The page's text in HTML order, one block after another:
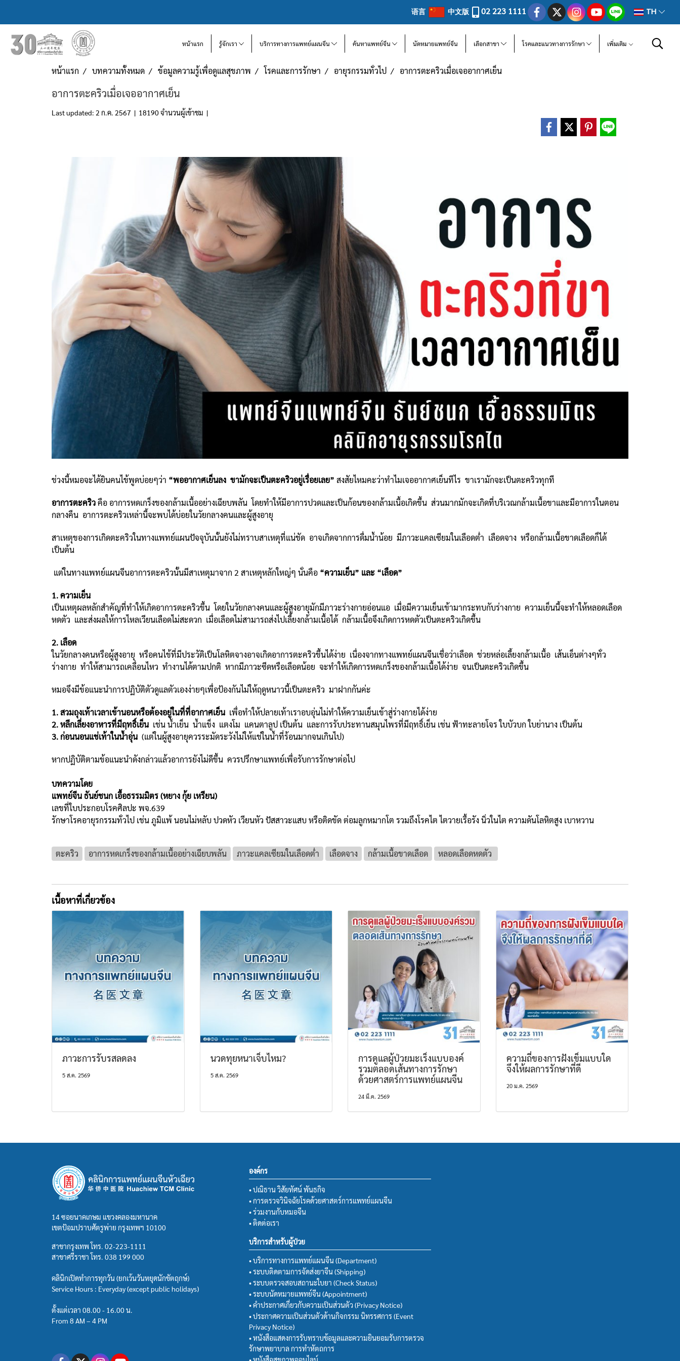
语言 中文版 02 223 1111 TH
หน้าแรก รู้จักเรา บริการทางการแพทย์แผนจีน ค้นหาแพทย์จีน นัดหมายแพทย์จีน เลือกสาขา โรคและแนวทางการรักษา เพิ่มเติม
หน้าแรก บทความทั้งหมด ข้อมูลความรู้เพื่อดูแลสุขภาพ โรคและการรักษา อายุรกรรมทั่วไป อาการตะคริวเมื่อเจออากาศเย็น
อาการตะคริวเมื่อเจออากาศเย็น
Last updated: 2 ก.ค. 2567 | 18190 จำนวนผู้เข้าชม |
ช่วงนี้หมอจะได้ยินคนไข้พูดบ่อยๆว่า “พออากาศเย็นลง ขามักจะเป็นตะคริวอยู่เรื่อยเลย” สงสัยไหมคะว่าทำไมเจออากาศเย็นทีไร ขาเรามักจะเป็นตะคริวทุกที
อาการตะคริวคือ อาการหดเกร็งของกล้ามเนื้ออย่างเฉียบพลัน โดยทำให้มีอาการปวดและเป็นก้อนของกล้ามเนื้อเกิดขึ้น ส่วนมากมักจะเกิดที่บริเวณกล้ามเนื้อขาและมีอาการในตอน
กลางคืน อาการตะคริวเหล่านี้จะพบได้บ่อยในวัยกลางคนและผู้สูงอายุ
สาเหตุของการเกิดตะคริวในทางแพทย์แผนปัจจุบันนั้นยังไม่ทราบสาเหตุที่แน่ชัด อาจเกิดจากการดื่มน้ำน้อย มีภาวะแคลเซียมในเลือดต่ำ เลือดจาง หรือกล้ามเนื้อขาดเลือดก็ได้
เป็นต้น
แต่ในทางแพทย์แผนจีนอาการตะคริวนั้นมีสาเหตุมาจาก 2 สาเหตุหลักใหญ่ๆ นั่นคือ “ความเย็น” และ “เลือด”
1. ความเย็น
เป็นเหตุผลหลักสำคัญที่ทำให้เกิดอาการตะคริวขึ้น โดยในวัยกลางคนและผู้สูงอายุมักมีภาวะร่างกายอ่อนแอ เมื่อมีความเย็นเข้ามากระทบกับร่างกาย ความเย็นนี้จะทำให้หลอดเลือด
หดตัว และส่งผลให้การไหลเวียนเลือดไม่สะดวก เมื่อเลือดไม่สามารถส่งไปเลี้ยงกล้ามเนื้อได้ กล้ามเนื้อจึงเกิดการหดตัวเป็นตะคริวเกิดขึ้น
2. เลือด
ในวัยกลางคนหรือผู้สูงอายุ หรือคนไข้ที่มีประวัติเป็นโลหิตจางอาจเกิดอาการตะคริวขึ้นได้ง่าย เนื่องจากทางแพทย์แผนจีนเชื่อว่าเลือด ช่วยหล่อเลี้ยงกล้ามเนื้อ เส้นเอ็นต่างๆทั่ว
ร่างกาย ทำให้สามารถเคลื่อนไหว ทำงานได้ตามปกติ หากมีภาวะซีดหรือเลือดน้อย จะทำให้เกิดการหดเกร็งของกล้ามเนื้อได้ง่าย จนเป็นตะคริวเกิดขึ้น
หมอจึงมีข้อแนะนำการปฏิบัติตัวดูแลตัวเองง่ายๆเพื่อป้องกันไม่ให้ฤดูหนาวนี้เป็นตะคริว มาฝากกันค่ะ
1. สวมถุงเท้าเวลาเข้านอนหรือต้องอยู่ในที่ที่อากาศเย็น เพื่อทำให้ปลายเท้าเราอบอุ่นไม่ทำให้ความเย็นเข้าสู่ร่างกายได้ง่าย
2. หลีกเลี่ยงอาหารที่มีฤทธิ์เย็น เช่น น้ำเย็น น้ำแข็ง แตงโม แคนตาลูป เป็นต้น และการรับประทานสมุนไพรที่มีฤทธิ์เย็น เช่น ฟ้าทะลายโจร ใบบัวบก ใบย่านาง เป็นต้น
3. ก่อนนอนแช่เท้าในน้ำอุ่น (แต่ในผู้สูงอายุควรระมัดระวังไม่ให้แช่ในน้ำที่ร้อนมากจนเกินไป)
หากปฏิบัติตามข้อแนะนำดังกล่าวแล้วอาการยังไม่ดีขึ้น ควรปรึกษาแพทย์เพื่อรับการรักษาต่อไป
บทความโดย
แพทย์จีน ธันย์ชนก เอื้อธรรมมิตร (หยาง กุ้ย เหรียน)
เลขที่ใบประกอบโรคศิลปะ พจ.639
รักษาโรคอายุรกรรมทั่วไป เช่น ภูมิแพ้ นอนไม่หลับ ปวดหัว เวียนหัว ปัสสาวะแสบ หรือติดขัด ต่อมลูกหมากโต รวมถึงโรคไต ไตวายเรื้อรัง นิ่วในไต ความดันโลหิตสูง เบาหวาน
ตะคริว อาการหดเกร็งของกล้ามเนื้ออย่างเฉียบพลัน ภาวะแคลเซียมในเลือดต่ำ เลือดจาง กล้ามเนื้อขาดเลือด หลอดเลือดหดตัว
เนื้อหาที่เกี่ยวข้อง
ภาวะการรับรสลดลง
5 ส.ค. 2569
นวดทุยหนาเจ็บไหม?
5 ส.ค. 2569
การดูแลผู้ป่วยมะเร็งแบบองค์
รวมตลอดเส้นทางการรักษา
ด้วยศาสตร์การแพทย์แผนจีน
24 มี.ค. 2569
ความถี่ของการฝังเข็มแบบใด
จึงให้ผลการรักษาที่ดี
20 ม.ค. 2569
14 ซอยนาคเกษม แขวงคลองมหานาค
เขตป้อมปราบศัตรูพ่าย กรุงเทพฯ 10100
สาขากรุงเทพ โทร. 02-223-1111
สาขาศรีราชา โทร. 038 199 000
คลินิกเปิดทำการทุกวัน (ยกเว้นวันหยุดนักขัตฤกษ์)
Service Hours : Everyday (except public holidays)
ตั้งแต่เวลา 08.00 - 16.00 น.
From 8 AM – 4 PM
องค์กร
• ปณิธาน วิสัยทัศน์ พันธกิจ
• การตรวจวินิจฉัยโรคด้วยศาสตร์การแพทย์แผนจีน
• ร่วมงานกับหมอจีน
• ติดต่อเรา
บริการสำหรับผู้ป่วย
• บริการทางการแพทย์แผนจีน (Department)
• ระบบติดตามการจัดส่งยาจีน (Shipping)
• ระบบตรวจสอบสถานะใบยา (Check Status)
• ระบบนัดหมายแพทย์จีน (Appointment)
• คำประกาศเกี่ยวกับความเป็นส่วนตัว (Privacy Notice)
• ประกาศความเป็นส่วนตัวด้านกิจกรรม นิทรรศการ (Event
Privacy Notice)
• หนังสือแสดงการรับทราบข้อมูลและความยินยอมรับการตรวจ
รักษาพยาบาล การทำหัตถการ